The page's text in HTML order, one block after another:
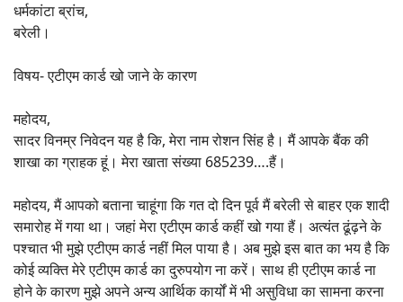
धर्मकांटा ब्रांच,
बरेली।
विषय- एटीएम कार्ड खो जाने के कारण
महोदय,
सादर विनम्र निवेदन यह है कि, मेरा नाम रोशन सिंह है। मैं आपके बैंक की
शाखा का ग्राहक हूं। मेरा खाता संख्या 685239….हैं।
महोदय, मैं आपको बताना चाहूंगा कि गत दो दिन पूर्व मैं बरेली से बाहर एक शादी
समारोह में गया था। जहां मेरा एटीएम कार्ड कहीं खो गया हैं। अत्यंत ढूंढ़ने के
पश्चात भी मुझे एटीएम कार्ड नहीं मिल पाया है। अब मुझे इस बात का भय है कि
कोई व्यक्ति मेरे एटीएम कार्ड का दुरुपयोग ना करें। साथ ही एटीएम कार्ड ना
होने के कारण मुझे अपने अन्य आर्थिक कार्यों में भी असुविधा का सामना करना